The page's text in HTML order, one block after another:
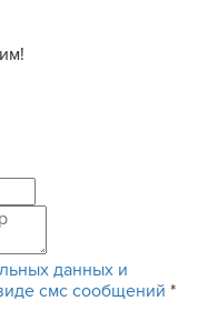
данных и
смс сообщений *